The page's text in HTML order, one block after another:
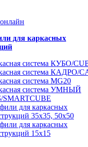
для каркасных
система КУБО/
система КАДРО/
система MG20
система УМНЫЙ
для каркасных
35x35, 50x50
для каркасных
15х15